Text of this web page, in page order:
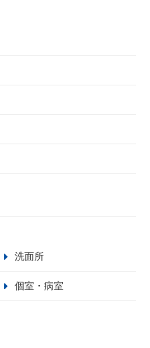
洗面所
個室・病室